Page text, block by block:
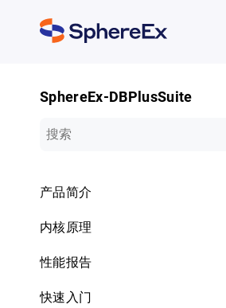
SphereEx-DBPlusSuite
产品简介
内核原理
性能报告
快速入门